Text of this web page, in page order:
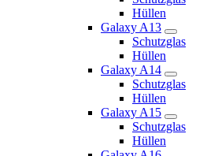
Hüllen
Galaxy A13
Schutzglas
Hüllen
Galaxy A14
Schutzglas
Hüllen
Galaxy A15
Schutzglas
Hüllen